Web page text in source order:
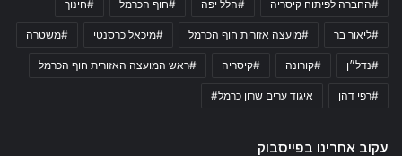
#החברה לפיתוח קיסריה #הלל יפה #חוף הכרמל #חינוך
#ליאור בר #מועצה אזורית חוף הכרמל #מיכאל כרסנטי #משטרה
#נדל״ן #קורונה #קיסריה #ראש המועצה האזורית חוף הכרמל
#רפי דהן איגוד ערים שרון כרמל#
עקוב אחרינו בפייסבוק